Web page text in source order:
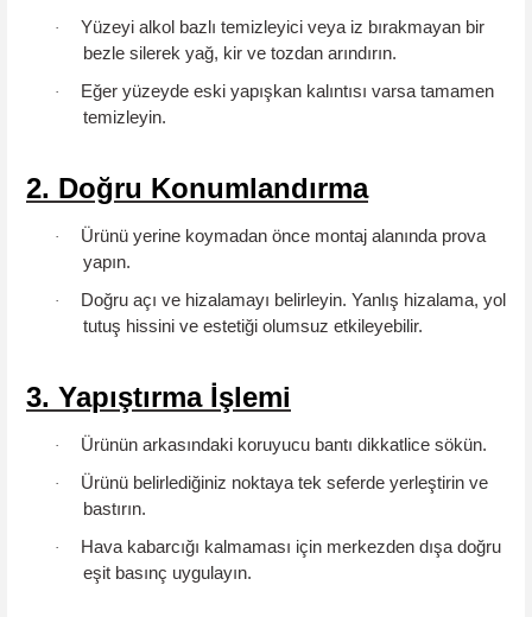
· Yüzeyi alkol bazlı temizleyici veya iz bırakmayan bir
bezle silerek yağ, kir ve tozdan arındırın.
·
Eğer yüzeyde eski yapışkan kalıntısı varsa tamamen
temizleyin.
2. Doğru Konumlandırma
· Ürünü yerine koymadan önce montaj alanında prova
yapın.
·
Doğru açı ve hizalamayı belirleyin. Yanlış hizalama, yol
tutuş hissini ve estetiği olumsuz etkileyebilir.
3. Yapıştırma İşlemi
· Ürünün arkasındaki koruyucu bantı dikkatlice sökün.
· Ürünü belirlediğiniz noktaya tek seferde yerleştirin ve
bastırın.
·
Hava kabarcığı kalmaması için merkezden dışa doğru
eşit basınç uygulayın.